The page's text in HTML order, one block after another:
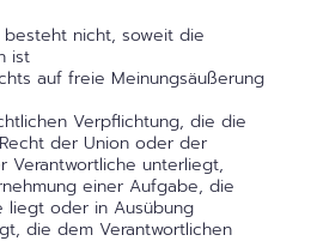
besteht nicht, soweit die
ist
auf freie Meinungsäußerung
Verpflichtung, die die
der Union oder der
Verantwortliche unterliegt,
einer Aufgabe, die
liegt oder in Ausübung
die dem Verantwortlichen